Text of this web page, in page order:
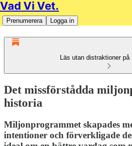
Vad Vi Vet.
Prenumerera Logga in
Läs utan distraktioner
Det missförstådda
historia
Miljonprogrammet skapades
intentioner och förverkligade